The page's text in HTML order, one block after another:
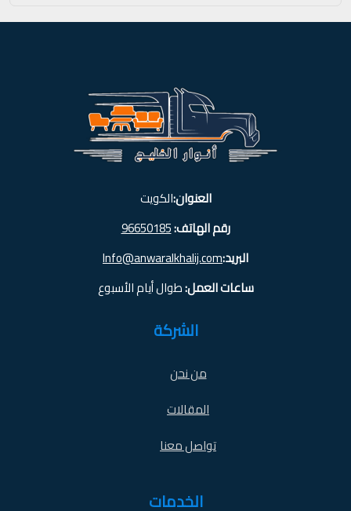
العنوان:الكويت
رقم الهاتف:96650185
البريد:Info@anwaralkhalij.com
ساعات العمل:طوال أيام الأسبوع
الشركة
من نحن
المقالات
تواصل معنا
الخدمات